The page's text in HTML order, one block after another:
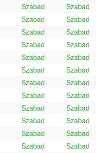
Szabad
Szabad
Szabad
Szabad
Szabad
Szabad
Szabad
Szabad
Szabad
Szabad
Szabad
Szabad
Szabad
Szabad
Szabad
Szabad
Szabad
Szabad
Szabad
Szabad
Szabad
Szabad
Szabad Szabad